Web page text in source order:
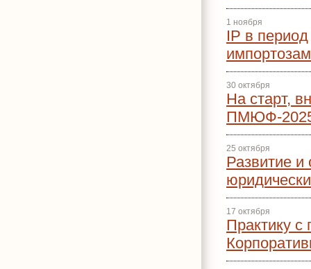
1 ноября
IP в период
30 октября
На старт,
ПМЮФ-
25 октября
Развитие и
17 октября
Практику с